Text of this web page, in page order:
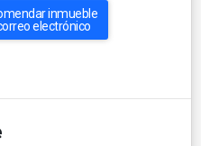
inmueble
electrónico